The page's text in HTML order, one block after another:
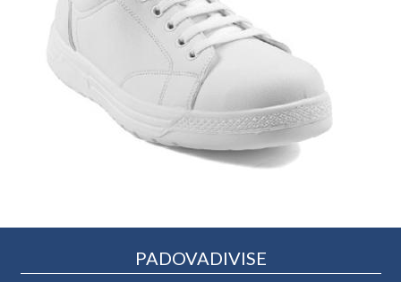
PADOVADIVISE